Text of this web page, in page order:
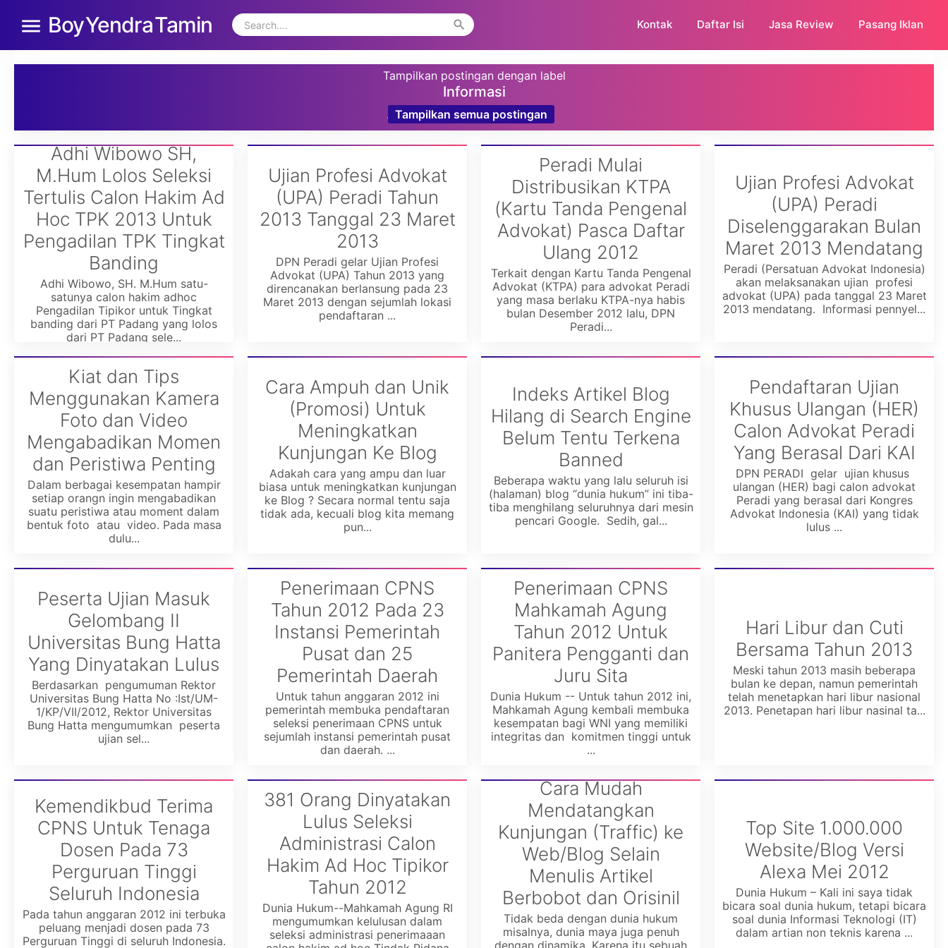
Boy Yendra Tamin Kontak Daftar Isi Jasa Review Pasang Iklan
Tampilkan postingan dengan label
Informasi
. Tampilkan semua postingan
Adhi Wibowo SH,
M.Hum Lolos Seleksi
Tertulis Calon Hakim Ad
Hoc TPK 2013 Untuk
Pengadilan TPK Tingkat
Banding
Adhi Wibowo, SH. M.Hum satu-
satunya calon hakim adhoc
Pengadilan Tipikor untuk Tingkat
banding dari PT Padang yang lolos
dari PT Padang sele...
Ujian Profesi Advokat
(UPA) Peradi Tahun
2013 Tanggal 23 Maret
2013
DPN Peradi gelar Ujian Profesi
Advokat (UPA) Tahun 2013 yang
direncanakan berlansung pada 23
Maret 2013 dengan sejumlah lokasi
pendaftaran ...
Peradi Mulai
Distribusikan KTPA
(Kartu Tanda Pengenal
Advokat) Pasca Daftar
Ulang 2012
Terkait dengan Kartu Tanda Pengenal
Advokat (KTPA) para advokat Peradi
yang masa berlaku KTPA-nya habis
bulan Desember 2012 lalu, DPN
Peradi...
Ujian Profesi Advokat
(UPA) Peradi
Diselenggarakan Bulan
Maret 2013 Mendatang
Peradi (Persatuan Advokat Indonesia)
akan melaksanakan ujian profesi
advokat (UPA) pada tanggal 23 Maret
2013 mendatang. Informasi pennyel...
Kiat dan Tips
Menggunakan Kamera
Foto dan Video
Mengabadikan Momen
dan Peristiwa Penting
Dalam berbagai kesempatan hampir
setiap orangn ingin mengabadikan
suatu peristiwa atau moment dalam
bentuk foto atau video. Pada masa
dulu...
Cara Ampuh dan Unik
(Promosi) Untuk
Meningkatkan
Kunjungan Ke Blog
Adakah cara yang ampu dan luar
biasa untuk meningkatkan kunjungan
ke Blog ? Secara normal tentu saja
tidak ada, kecuali blog kita memang
pun...
Indeks Artikel Blog
Hilang di Search Engine
Belum Tentu Terkena
Banned
Beberapa waktu yang lalu seluruh isi
(halaman) blog “dunia hukum” ini tiba-
tiba menghilang seluruhnya dari mesin
pencari Google. Sedih, gal...
Pendaftaran Ujian
Khusus Ulangan (HER)
Calon Advokat Peradi
Yang Berasal Dari KAI
DPN PERADI gelar ujian khusus
ulangan (HER) bagi calon advokat
Peradi yang berasal dari Kongres
Advokat Indonesia (KAI) yang tidak
lulus ...
Peserta Ujian Masuk
Gelombang II
Universitas Bung Hatta
Yang Dinyatakan Lulus
Berdasarkan pengumuman Rektor
Universitas Bung Hatta No :Ist/UM-
1/KP/VII/2012, Rektor Universitas
Bung Hatta mengumumkan peserta
ujian sel...
Penerimaan CPNS
Tahun 2012 Pada 23
Instansi Pemerintah
Pusat dan 25
Pemerintah Daerah
Untuk tahun anggaran 2012 ini
pemerintah membuka pendaftaran
seleksi penerimaan CPNS untuk
sejumlah instansi pemerintah pusat
dan daerah. ...
Penerimaan CPNS
Mahkamah Agung
Tahun 2012 Untuk
Panitera Pengganti dan
Juru Sita
Dunia Hukum -- Untuk tahun 2012 ini,
Mahkamah Agung kembali membuka
kesempatan bagi WNI yang memiliki
integritas dan komitmen tinggi untuk
...
Hari Libur dan Cuti
Bersama Tahun 2013
Meski tahun 2013 masih beberapa
bulan ke depan, namun pemerintah
telah menetapkan hari libur nasional
2013. Penetapan hari libur nasinal ta...
Kemendikbud Terima
CPNS Untuk Tenaga
Dosen Pada 73
Perguruan Tinggi
Seluruh Indonesia
Pada tahun anggaran 2012 ini terbuka
peluang menjadi dosen pada 73
Perguruan Tinggi di seluruh Indonesia.
381 Orang Dinyatakan
Lulus Seleksi
Administrasi Calon
Hakim Ad Hoc Tipikor
Tahun 2012
Dunia Hukum--Mahkamah Agung RI
mengumumkan kelulusan dalam
seleksi administrasi penerimaaan
Cara Mudah
Mendatangkan
Kunjungan (Traffic) ke
Web/Blog Selain
Menulis Artikel
Berbobot dan Orisinil
Tidak beda dengan dunia hukum
misalnya, dunia maya juga penuh
dengan dinamika. Karena itu sebuah
Top Site 1.000.000
Website/Blog Versi
Alexa Mei 2012
Dunia Hukum – Kali ini saya tidak
bicara soal dunia hukum, tetapi bicara
soal dunia Informasi Teknologi (IT)
dalam artian non teknis karena ...